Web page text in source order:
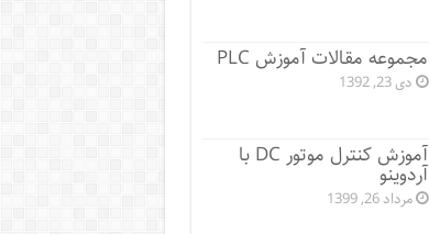
مجموعه مقالات آموزش PLC
دی 23, 1392
آموزش کنترل موتور DC با
آردوینو
مرداد 26, 1399